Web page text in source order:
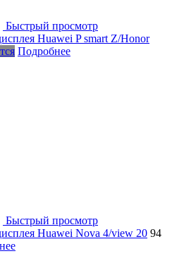
Быстрый просмотр
Huawei P smart Z/Honor
Подробнее
Быстрый просмотр
Huawei Nova 4/view 20 94